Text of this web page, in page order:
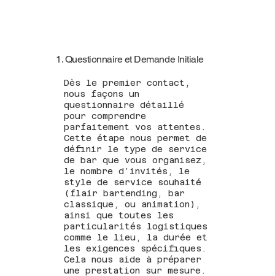
1. Questionnaire et Demande Initiale
Dès le premier contact,
nous façons un
questionnaire détaillé
pour comprendre
parfaitement vos attentes.
Cette étape nous permet de
définir le type de service
de bar que vous organisez,
le nombre d’invités, le
style de service souhaité
(flair bartending, bar
classique, ou animation),
ainsi que toutes les
particularités logistiques
comme le lieu, la durée et
les exigences spécifiques.
Cela nous aide à préparer
une prestation sur mesure.